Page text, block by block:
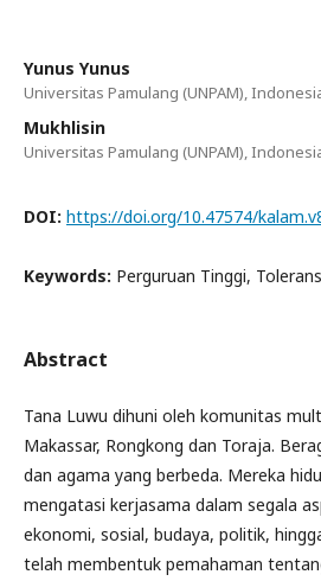
Yunus Yunus
Universitas Pamulang (UNPAM),
Mukhlisin
Universitas Pamulang (UNPAM),
DOI: https://doi.org/10.47574/
Keywords: Perguruan Tinggi,
Abstract
Tana Luwu dihuni oleh komunitas
Makassar, Rongkong dan Toraja.
dan agama yang berbeda. Mereka
mengatasi kerjasama dalam segala
ekonomi, sosial, budaya, politik,
telah membentuk pemahaman